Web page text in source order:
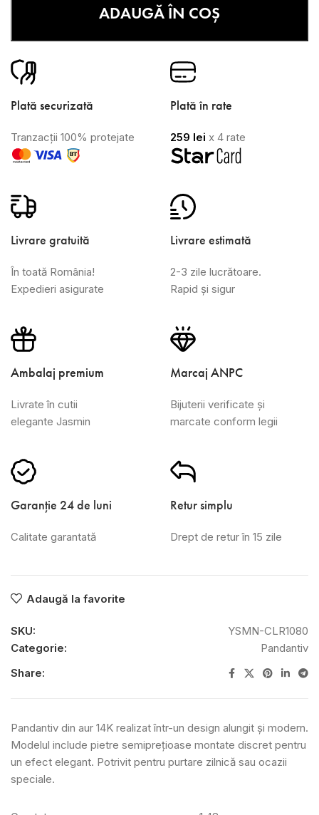
ADAUGĂ ÎN COȘ
Plată securizată
Tranzacții 100% protejate
Plată în rate
259 lei x 4 rate
Livrare gratuită
În toată România!
Expedieri asigurate
Livrare estimată
2-3 zile lucrătoare.
Rapid și sigur
Ambalaj premium
Livrate în cutii
elegante Jasmin
Marcaj ANPC
Bijuterii verificate și
marcate conform legii
Garanție 24 de luni
Calitate garantată
Retur simplu
Drept de retur în 15 zile
Adaugă la favorite
SKU:
YSMN-CLR1080
Categorie:
Pandantiv
Share:
Pandantiv din aur 14K realizat într-un design alungit și modern.
Modelul include pietre semiprețioase montate discret pentru
un efect elegant. Potrivit pentru purtare zilnică sau ocazii
speciale.